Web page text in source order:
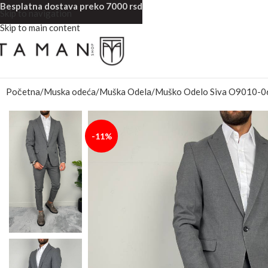
Skip to navigation
Skip to main content
Početna Muska odeća Muška Odela Muško Odelo Siva O9010-
-11%
Besplatna dostava preko 7000 rsd